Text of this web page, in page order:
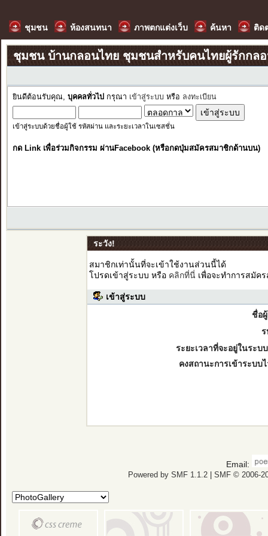
ชุมชน ห้องสนทนา ภาพตกแต่งเว็บ ค้นหา ติด
ชุมชน บ้านกลอนไทย ชุมชนสำหรับคนไทยผู้รักกล
ยินดีต้อนรับคุณ, บุคคลทั่วไป กรุณา เข้าสู่ระบบ หรือ ลงทะเบียน
เข้าสู่ระบบด้วยชื่อผู้ใช้ รหัสผ่าน และระยะเวลาในเซสชั่น
กด Link เพื่อร่วมกิจกรรม ผ่านFacebook (หรือกดปุ่มสมัครสมาชิกด้านบน)
ระวัง!
สมาชิกเท่านั้นที่จะเข้าใช้งานส่วนนี้ได้
โปรดเข้าสู่ระบบ หรือ คลิกที่นี่เพื่อจะทำการสมัค
เข้าสู่ระบบ
ชื่อ
ระยะเวลาที่จะอยู่ในระบ
คงสถานะการเข้าระบบ
Email:
Powered by SMF 1.1.2| SMF © 2006-